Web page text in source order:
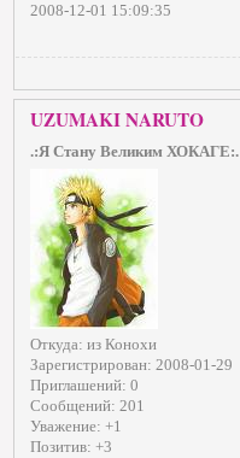
2008-12-01 15:09:35
UZUMAKI NARUTO
.:Я Стану Великим ХОКАГЕ:.
Откуда: из Конохи
Зарегистрирован: 2008-01-29
Приглашений: 0
Сообщений: 201
Уважение: +1
Позитив: +3